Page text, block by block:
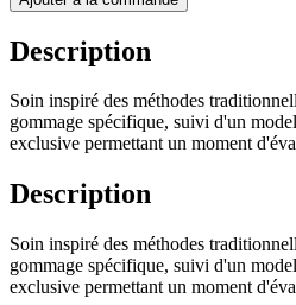
Description
Soin inspiré des méthodes
gommage spécifique, suivi d'un
exclusive permettant un moment
Description
Soin inspiré des méthodes
gommage spécifique, suivi d'un
exclusive permettant un moment